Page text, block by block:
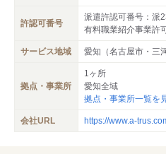
許認可番号
派遣許認可番号：派
有料職業紹介事業許
サービス地域 愛知（名古屋市・三
拠点・事業所
1ヶ所
愛知全域
拠点・事業所一覧を
会社URL https://www.a-